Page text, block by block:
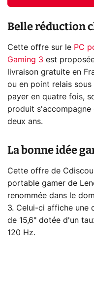
Belle réduction
Cette offre sur le PC
Gaming 3 est
livraison gratuite en
ou en point relais
payer en quatre fois,
produit
deux ans.
La bonne idée
Cette offre de
portable gamer de
renommée dans le
3. Celui-ci affiche une
de 15,6" dotée d'un
120 Hz.